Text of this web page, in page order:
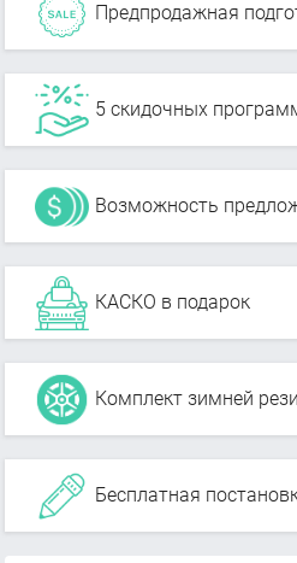
Предпродажная
5 скидочных
Возможность
КАСКО в подарок
Комплект зимней
Бесплатная